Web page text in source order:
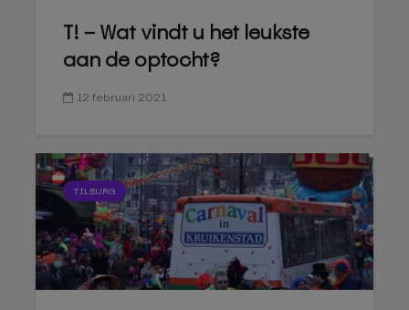
T! – Wat vindt u het leukste
aan de optocht?
12 februari 2021
TILBURG